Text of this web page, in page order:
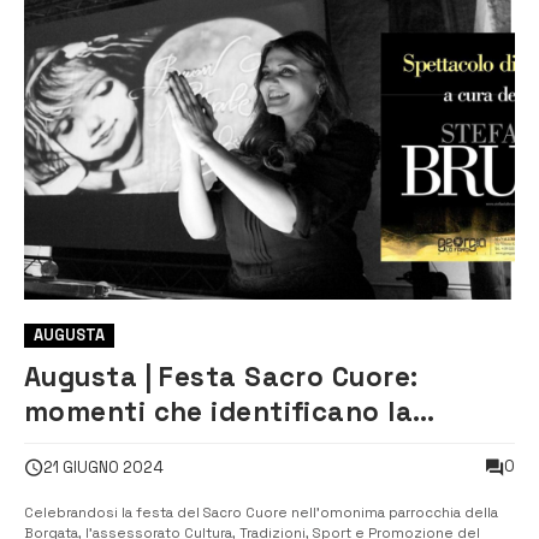
AUGUSTA
Augusta | Festa Sacro Cuore:
momenti che identificano la
21 GIUGNO 2024 0
Celebrandosi la festa del Sacro Cuore nell’omonima parrocchia della
Borgata, l’assessorato Cultura, Tradizioni, Sport e Promozione del